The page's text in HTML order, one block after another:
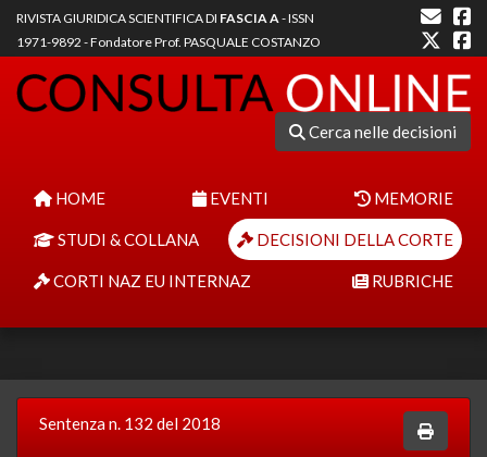
RIVISTA GIURIDICA SCIENTIFICA DI FASCIA A- ISSN
1971-9892 - Fondatore Prof. PASQUALE COSTANZO
Cerca nelle decisioni
HOME EVENTI MEMORIE
STUDI & COLLANA DECISIONI DELLA CORTE
CORTI NAZ EU INTERNAZ RUBRICHE
Sentenza n. 132 del 2018